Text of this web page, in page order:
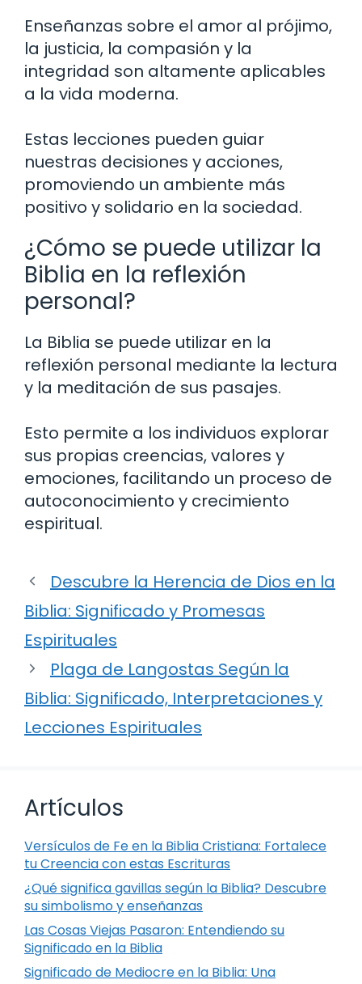
Enseñanzas sobre el amor al prójimo,
la justicia, la compasión y la
integridad son altamente aplicables
a la vida moderna.
Estas lecciones pueden guiar
nuestras decisiones y acciones,
promoviendo un ambiente más
positivo y solidario en la sociedad.
¿Cómo se puede utilizar la
Biblia en la reflexión
personal?
La Biblia se puede utilizar en la
reflexión personal mediante la lectura
y la meditación de sus pasajes.
Esto permite a los individuos explorar
sus propias creencias, valores y
emociones, facilitando un proceso de
autoconocimiento y crecimiento
espiritual.
Descubre la Herencia de Dios en la
Biblia: Significado y Promesas
Espirituales
Plaga de Langostas Según la
Biblia: Significado, Interpretaciones y
Lecciones Espirituales
Artículos
Versículos de Fe en la Biblia Cristiana: Fortalece
tu Creencia con estas Escrituras
¿Qué significa gavillas según la Biblia? Descubre
su simbolismo y enseñanzas
Las Cosas Viejas Pasaron: Entendiendo su
Significado en la Biblia
Significado de Mediocre en la Biblia: Una